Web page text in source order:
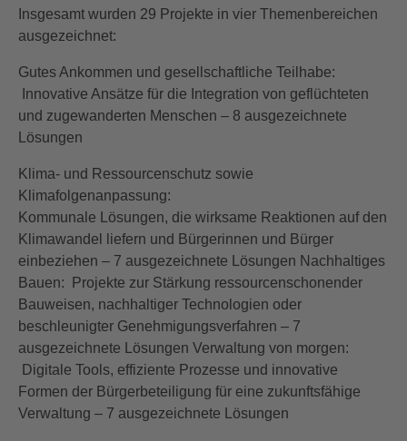
Insgesamt wurden 29 Projekte in vier Themenbereichen
ausgezeichnet:
Gutes Ankommen und gesellschaftliche Teilhabe:
Innovative Ansätze für die Integration von geflüchteten
und zugewanderten Menschen – 8 ausgezeichnete
Lösungen
Klima- und Ressourcenschutz sowie
Klimafolgenanpassung:
Kommunale Lösungen, die wirksame Reaktionen auf den
Klimawandel liefern und Bürgerinnen und Bürger
einbeziehen – 7 ausgezeichnete Lösungen Nachhaltiges
Bauen: Projekte zur Stärkung ressourcenschonender
Bauweisen, nachhaltiger Technologien oder
beschleunigter Genehmigungsverfahren – 7
ausgezeichnete Lösungen Verwaltung von morgen:
Digitale Tools, effiziente Prozesse und innovative
Formen der Bürgerbeteiligung für eine zukunftsfähige
Verwaltung – 7 ausgezeichnete Lösungen